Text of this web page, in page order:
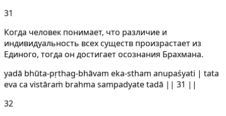
31
Когда человек понимает, что различие и
индивидуальность всех существ произрастает из
Единого, тогда он достигает осознания Брахмана.
yadā bhūta-pṛthag-bhāvam eka-stham anupaśyati | tata
eva ca vistāraṁ brahma sampadyate tadā || 31 ||
32